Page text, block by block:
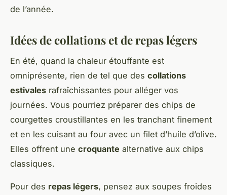
de l’année.
Idées de collations et de repas légers
En été, quand la chaleur étouffante est
omniprésente, rien de tel que des collations
estivales rafraîchissantes pour alléger vos
journées. Vous pourriez préparer des chips de
courgettes croustillantes en les tranchant finement
et en les cuisant au four avec un filet d’huile d’olive.
Elles offrent une croquante alternative aux chips
classiques.
Pour des repas légers, pensez aux soupes froides